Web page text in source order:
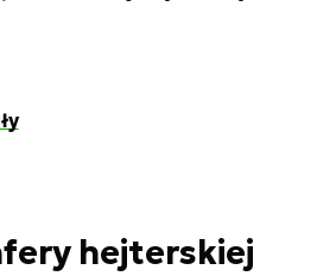
hejterskiej